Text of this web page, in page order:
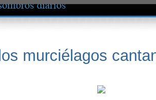
murciélagos